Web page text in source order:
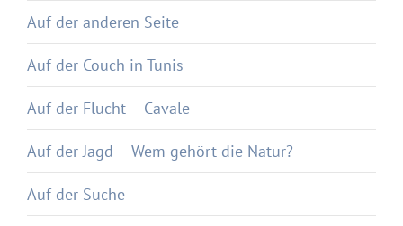
Auf der anderen Seite
Auf der Couch in Tunis
Auf der Flucht – Cavale
Auf der Jagd – Wem gehört die Natur?
Auf der Suche